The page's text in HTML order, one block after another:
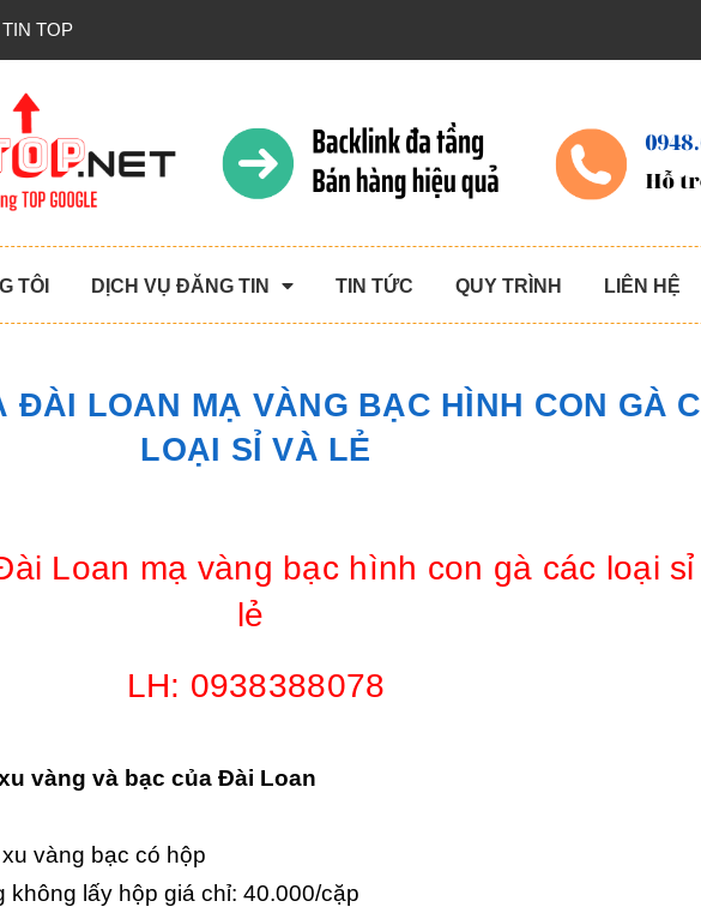
TOP
TÔI DỊCH VỤ ĐĂNG TIN TIN TỨC QUY TRÌNH LIÊN HỆ
ĐÀI LOAN MẠ VÀNG BẠC HÌNH CON GÀ
LOẠI SỈ VÀ LẺ
Loan mạ vàng bạc hình con gà các loại
lẻ
LH: 0938388078
vàng và bạc của Đài Loan
vàng bạc có hộp
lấy hộp giá chỉ: 40.000/cặp